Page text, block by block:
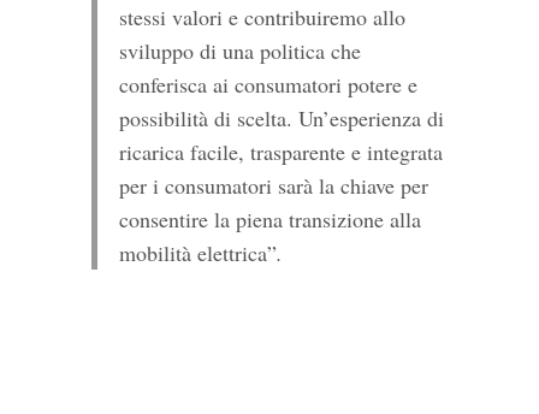
stessi valori e contribuiremo allo
sviluppo di una politica che
conferisca ai consumatori potere e
possibilità di scelta. Un’esperienza di
ricarica facile, trasparente e integrata
per i consumatori sarà la chiave per
consentire la piena transizione alla
mobilità elettrica”.